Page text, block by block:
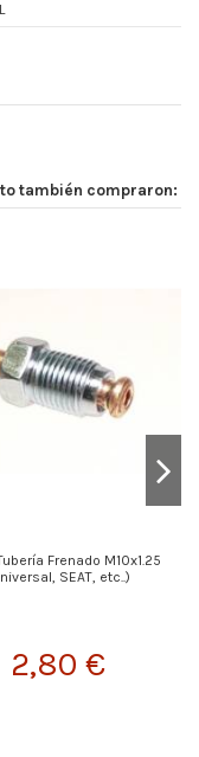
también compraron:
Frenado M10x1.25
SEAT, etc..)
2,80 €